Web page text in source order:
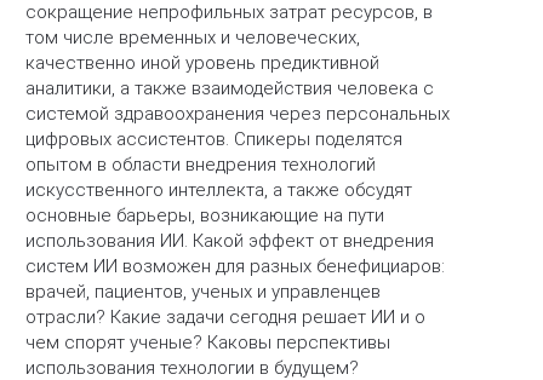
сокращение непрофильных затрат ресурсов, в
том числе временных и человеческих,
качественно иной уровень предиктивной
аналитики, а также взаимодействия человека с
системой здравоохранения через персональных
цифровых ассистентов. Спикеры поделятся
опытом в области внедрения технологий
искусственного интеллекта, а также обсудят
основные барьеры, возникающие на пути
использования ИИ. Какой эффект от внедрения
систем ИИ возможен для разных бенефициаров:
врачей, пациентов, ученых и управленцев
отрасли? Какие задачи сегодня решает ИИ и о
чем спорят ученые? Каковы перспективы
использования технологии в будущем?